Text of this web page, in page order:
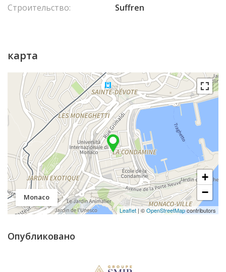
Строительство: Suffren
карта
Monaco
+
−
Leaflet | ©OpenStreetMapcontributors
Опубликовано